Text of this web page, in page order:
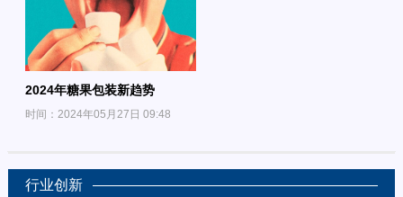
2024年糖果包装新趋势
时间：2024年05月27日 09:48
行业创新